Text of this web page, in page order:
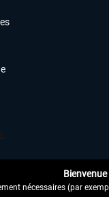
nécessaires (par